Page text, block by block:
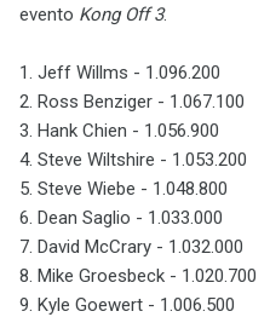
evento Kong Off 3.
1. Jeff Willms - 1.096.200
2. Ross Benziger - 1.067.100
3. Hank Chien - 1.056.900
4. Steve Wiltshire - 1.053.200
5. Steve Wiebe - 1.048.800
6. Dean Saglio - 1.033.000
7. David McCrary - 1.032.000
8. Mike Groesbeck - 1.020.700
9. Kyle Goewert - 1.006.500